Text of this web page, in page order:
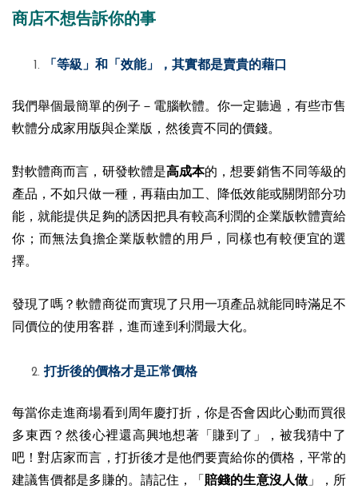
商店不想告訴你的事
「等級」和「效能」，其實都是賣貴的藉口
我們舉個最簡單的例子－電腦軟體。你一定聽過，有些市售
軟體分成家用版與企業版，然後賣不同的價錢。
對軟體商而言，研發軟體是高成本的，想要銷售不同等級的
產品，不如只做一種，再藉由加工、降低效能或關閉部分功
能，就能提供足夠的誘因把具有較高利潤的企業版軟體賣給
你；而無法負擔企業版軟體的用戶，同樣也有較便宜的選
擇。
發現了嗎？軟體商從而實現了只用一項產品就能同時滿足不
同價位的使用客群，進而達到利潤最大化。
打折後的價格才是正常價格
每當你走進商場看到周年慶打折，你是否會因此心動而買很
多東西？然後心裡還高興地想著「賺到了」，被我猜中了
吧！對店家而言，打折後才是他們要賣給你的價格，平常的
建議售價都是多賺的。請記住，「 賠錢的生意沒人做」，所